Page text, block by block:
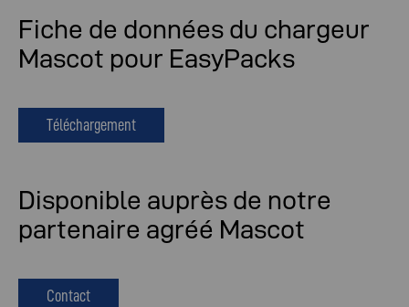
Fiche de données du chargeur
Mascot pour EasyPacks
Téléchargement
Disponible auprès de notre
partenaire agréé Mascot
Contact